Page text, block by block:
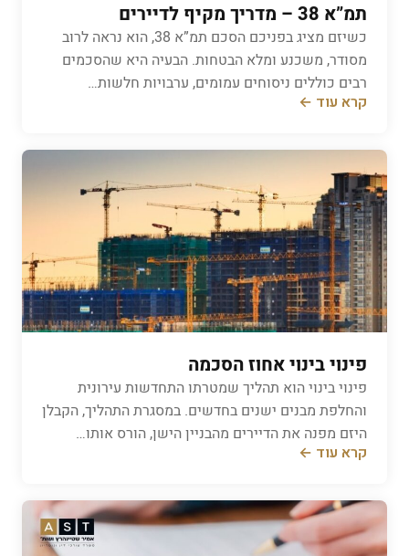
תמ”א 38 – מדריך מקיף לדיירים
כשיזם מציג בפניכם הסכם תמ”א 38, הוא נראה לרוב
מסודר, משכנע ומלא הבטחות. הבעיה היא שהסכמים
רבים כוללים ניסוחים עמומים, ערבויות חלשות…
קרא עוד ←
פינוי בינוי אחוז הסכמה
פינוי בינוי הוא תהליך שמטרתו התחדשות עירונית
והחלפת מבנים ישנים בחדשים. במסגרת התהליך, הקבלן
היזם מפנה את הדיירים מהבניין הישן, הורס אותו…
קרא עוד ←